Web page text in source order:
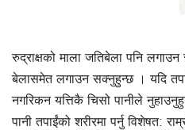
रुद्राक्षको माला जतिबेला पनि
बेलासमेत लगाउन सक्नुहुन्छ । यदि
नगरिकन यत्तिकै चिसो पानीले
पानी तपाईंको शरीरमा पर्नु विशेषत: